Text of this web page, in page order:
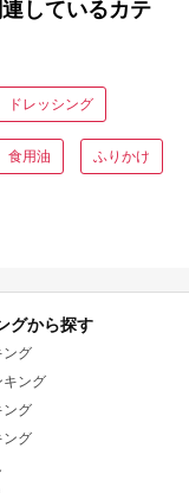
しているカテ
ドレッシング
食用油 ふりかけ
グから探す
ング
キング
ング
ング